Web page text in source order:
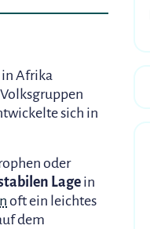
in Afrika
sich in
oder
Lage in
oft ein leichtes
dem